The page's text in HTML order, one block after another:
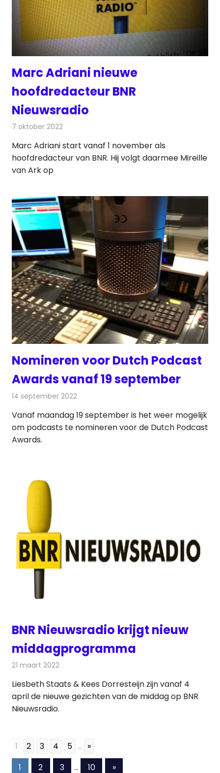
Marc Adriani nieuwe
hoofdredacteur BNR
Nieuwsradio
7 oktober 2022
Marc Adriani start vanaf 1 november als
hoofdredacteur van BNR. Hij volgt daarmee Mireille
van Ark op
Nomineren voor Dutch Podcast
Awards vanaf 19 september
14 september 2022
Vanaf maandag 19 september is het weer mogelijk
om podcasts te nomineren voor de Dutch Podcast
Awards.
BNR Nieuwsradio krijgt nieuw
middagprogramma
21 maart 2022
Liesbeth Staats & Kees Dorresteijn zijn vanaf 4
april de nieuwe gezichten van de middag op BNR
Nieuwsradio.
1 2 3 4 5 ... »
Berichten
1 2 3 … 10 Volgende
»